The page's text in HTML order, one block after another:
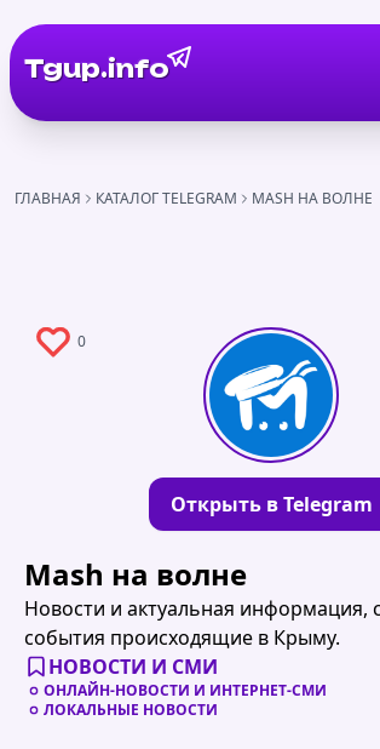
Tgup.info
ГЛАВНАЯ КАТАЛОГ TELEGRAM MASH НА ВОЛНЕ
0
Открыть в Telegram
Mash на волне
Новости и актуальная информация,
события происходящие в Крыму.
НОВОСТИ И СМИ
ОНЛАЙН-НОВОСТИ И ИНТЕРНЕТ-СМИ
ЛОКАЛЬНЫЕ НОВОСТИ